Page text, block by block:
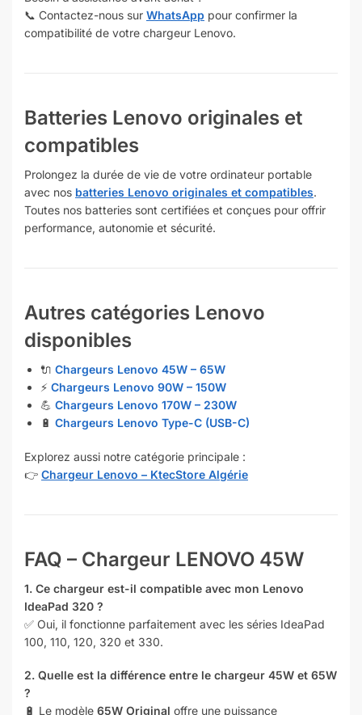
📞 Contactez-nous sur WhatsApp pour confirmer la
compatibilité de votre chargeur Lenovo.
Batteries Lenovo originales et
compatibles
Prolongez la durée de vie de votre ordinateur portable
avec nos batteries Lenovo originales et compatibles.
Toutes nos batteries sont certifiées et conçues pour offrir
performance, autonomie et sécurité.
Autres catégories Lenovo
disponibles
🔌 Chargeurs Lenovo 45W – 65W
⚡ Chargeurs Lenovo 90W – 150W
💪 Chargeurs Lenovo 170W – 230W
🔋 Chargeurs Lenovo Type-C (USB-C)
Explorez aussi notre catégorie principale :
👉 Chargeur Lenovo – KtecStore Algérie
FAQ – Chargeur LENOVO 45W
1. Ce chargeur est-il compatible avec mon Lenovo
IdeaPad 320 ?
✅ Oui, il fonctionne parfaitement avec les séries IdeaPad
100, 110, 120, 320 et 330.
2. Quelle est la différence entre le chargeur 45W et 65W
?
🔋 Le modèle 65W Original offre une puissance